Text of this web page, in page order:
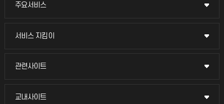
주요서비스
주요서비스
교무회의방송
서비스 지킴이
서비스 지킴이
묻고 답하기
관련사이트
관련사이트
국방헬프콜
교내사이트
교내사이트